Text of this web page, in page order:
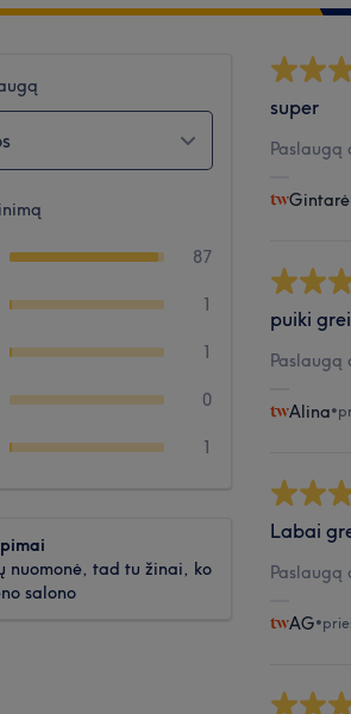
87
1
1
0
1
nuomonė, tad tu žinai, ko
salono
super
Paslaugą
Gintarė
puiki
Paslaugą
Alina•
Labai
Paslaugą
AG•